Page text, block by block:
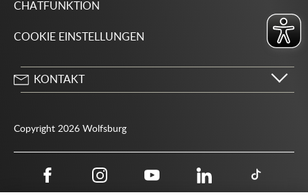
CHATFUNKTION
COOKIE EINSTELLUNGEN
KONTAKT
Behördenrufnummer 115
Copyright 2026 Wolfsburg